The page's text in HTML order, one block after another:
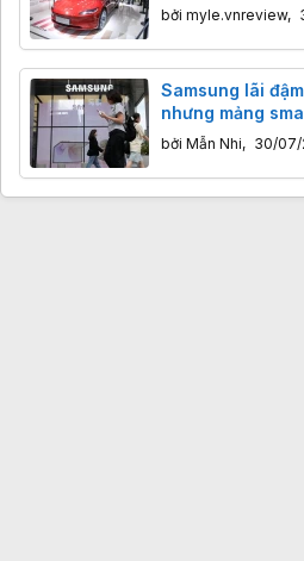
bởi myle.vnreview,
Samsung lãi
nhưng mảng
lỗ
bởi Mẫn Nhi, 30/07/